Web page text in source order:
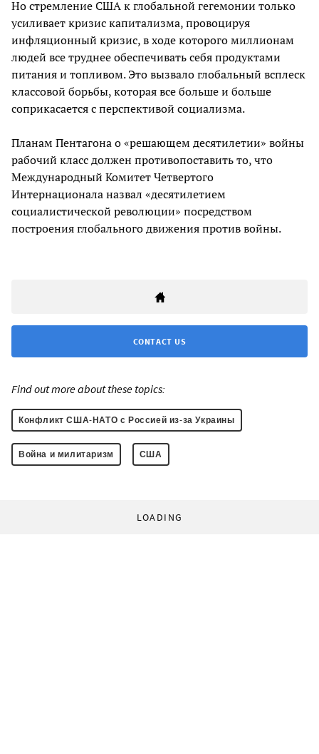
Но стремление США к глобальной гегемонии только
усиливает кризис капитализма, провоцируя
инфляционный кризис, в ходе которого миллионам
людей все труднее обеспечивать себя продуктами
питания и топливом. Это вызвало глобальный всплеск
классовой борьбы, которая все больше и больше
соприкасается с перспективой социализма.
Планам Пентагона о «решающем десятилетии» войны
рабочий класс должен противопоставить то, что
Международный Комитет Четвертого
Интернационала назвал «десятилетием
социалистической революции» посредством
построения глобального движения против войны.
CONTACT US
Find out more about these topics:
Конфликт США-НАТО с Россией из-за Украины
Война и милитаризм США
LOADING